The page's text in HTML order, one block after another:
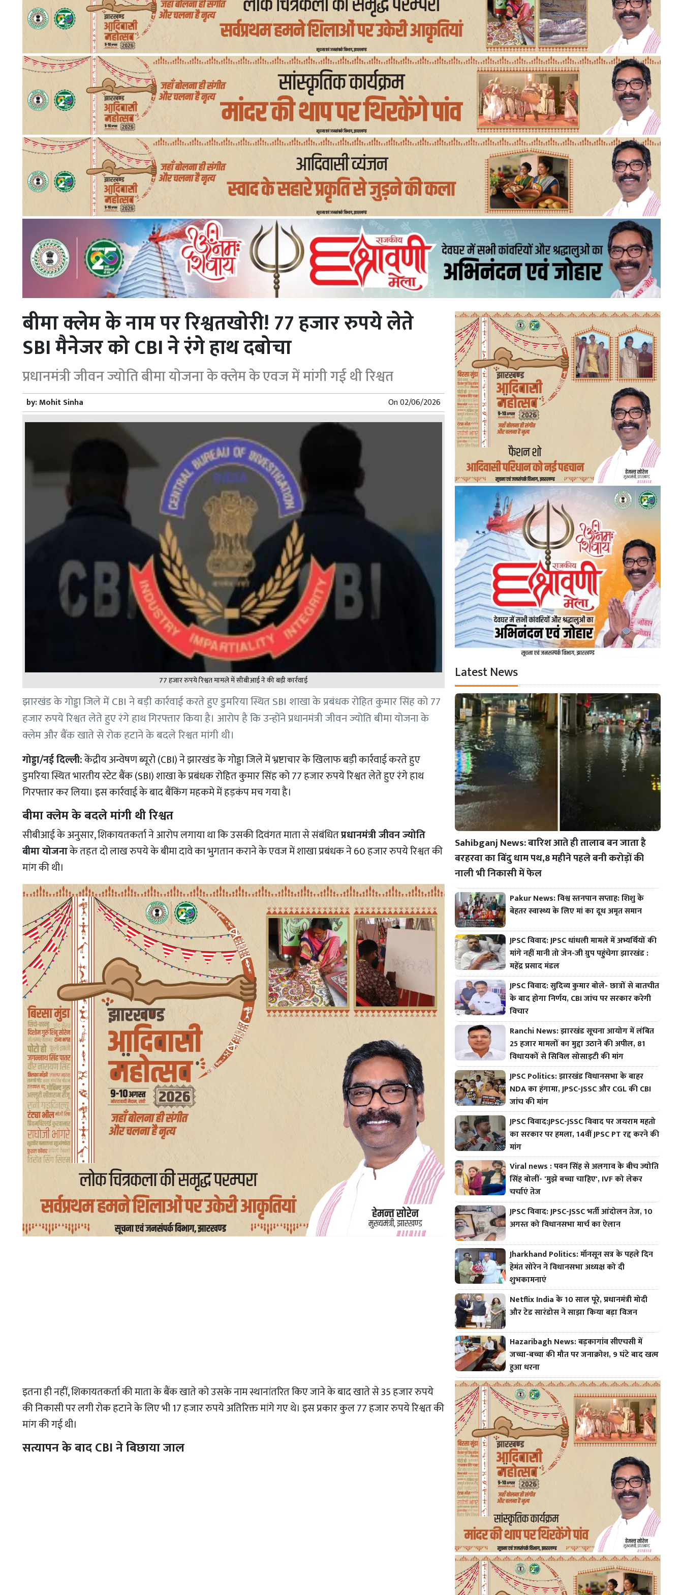
बीमा क्लेम के नाम पर रिश्वतखोरी! 77 हजार रुपये लेते
SBI मैनेजर को CBI ने रंगे हाथ दबोचा
प्रधानमंत्री जीवन ज्योति बीमा योजना के क्लेम के एवज में मांगी गई थी रिश्वत
by:Mohit Sinha On02/06/2026
77 हजार रुपये रिश्वत मामले में सीबीआई ने की बड़ी कार्रवाई
झारखंड के गोड्डा जिले में CBI ने बड़ी कार्रवाई करते हुए डुमरिया स्थित SBI शाखा के प्रबंधक रोहित कुमार सिंह को 77
हजार रुपये रिश्वत लेते हुए रंगे हाथ गिरफ्तार किया है। आरोप है कि उन्होंने प्रधानमंत्री जीवन ज्योति बीमा योजना के
क्लेम और बैंक खाते से रोक हटाने के बदले रिश्वत मांगी थी।
गोड्डा/नई दिल्ली:केंद्रीय अन्वेषण ब्यूरो (CBI) ने झारखंड के गोड्डा जिले में भ्रष्टाचार के खिलाफ बड़ी कार्रवाई करते हुए
डुमरिया स्थित भारतीय स्टेट बैंक (SBI) शाखा के प्रबंधक रोहित कुमार सिंह को 77 हजार रुपये रिश्वत लेते हुए रंगे हाथ
गिरफ्तार कर लिया। इस कार्रवाई के बाद बैंकिंग महकमे में हड़कंप मच गया है।
बीमा क्लेम के बदले मांगी थी रिश्वत
सीबीआई के अनुसार, शिकायतकर्ता ने आरोप लगाया था कि उसकी दिवंगत माता से संबंधितप्रधानमंत्री जीवन ज्योति
बीमा योजनाके तहत दो लाख रुपये के बीमा दावे का भुगतान कराने के एवज में शाखा प्रबंधक ने 60 हजार रुपये रिश्वत की
मांग की थी।
इतना ही नहीं, शिकायतकर्ता की माता के बैंक खाते को उसके नाम स्थानांतरित किए जाने के बाद खाते से 35 हजार रुपये
की निकासी पर लगी रोक हटाने के लिए भी 17 हजार रुपये अतिरिक्त मांगे गए थे। इस प्रकार कुल 77 हजार रुपये रिश्वत की
मांग की गई थी।
सत्यापन के बाद CBI ने बिछाया जाल
Latest News
Sahibganj News: बारिश आते ही तालाब बन जाता है
बरहरवा का बिंदु धाम पथ,8 महीने पहले बनी करोड़ों की
नाली भी निकासी में फेल
Pakur News: विश्व स्तनपान सप्ताह: शिशु के
बेहतर स्वास्थ्य के लिए मां का दूध अमृत समान
JPSC विवाद: JPSC धांधली मामले में अभ्यर्थियों की
मांगे नहीं मानी तो जेन-जी ग्रुप पहुंचेगा झारखंड :
महेंद्र प्रसाद मंडल
JPSC विवाद: सुदिव्य कुमार बोले- छात्रों से बातचीत
के बाद होगा निर्णय, CBI जांच पर सरकार करेगी
विचार
Ranchi News: झारखंड सूचना आयोग में लंबित
25 हजार मामलों का मुद्दा उठाने की अपील, 81
विधायकों से सिविल सोसाइटी की मांग
JPSC Politics: झारखंड विधानसभा के बाहर
NDA का हंगामा, JPSC-JSSC और CGL की CBI
जांच की मांग
JPSC विवाद:JPSC-JSSC विवाद पर जयराम महतो
का सरकार पर हमला, 14वीं JPSC PT रद्द करने की
मांग
Viral news : पवन सिंह से अलगाव के बीच ज्योति
सिंह बोलीं- 'मुझे बच्चा चाहिए', IVF को लेकर
चर्चाएं तेज
JPSC विवाद: JPSC-JSSC भर्ती आंदोलन तेज, 10
अगस्त को विधानसभा मार्च का ऐलान
Jharkhand Politics: मॉनसून सत्र के पहले दिन
हेमंत सोरेन ने विधानसभा अध्यक्ष को दी
शुभकामनाएं
Netflix India के 10 साल पूरे, प्रधानमंत्री मोदी
और टेड सारंडोस ने साझा किया बड़ा विजन
Hazaribagh News: बड़कागांव सीएचसी में
जच्चा-बच्चा की मौत पर जनाक्रोश, 9 घंटे बाद खत्म
हुआ धरना